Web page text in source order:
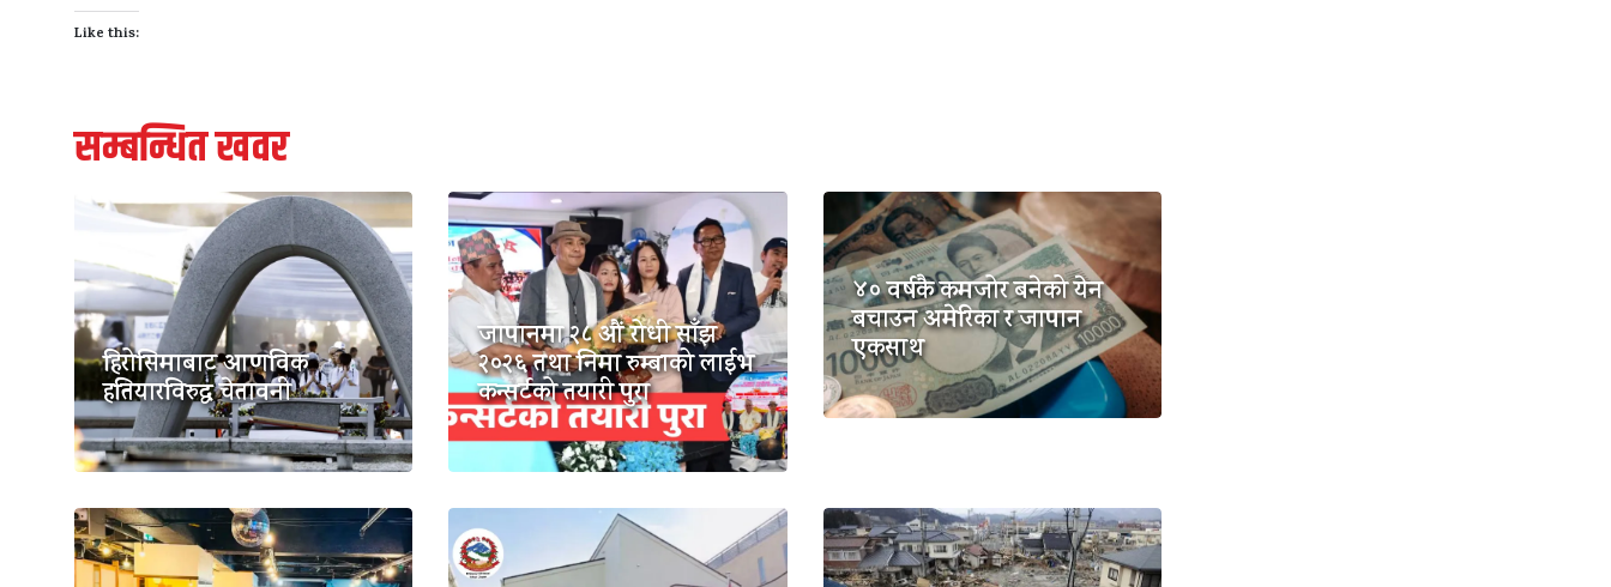
Like this:
सम्बन्धित खवर
हिरोसिमाबाट आणविक
हतियारविरुद्ध चेतावनी
जापानमा २८ औं रोधी साँझ
२०२६ तथा निमा रुम्बाको लाईभ
कन्सर्टको तयारी पुरा
४० वर्षकै कमजोर बनेको येन
बचाउन अमेरिका र जापान
एकसाथ